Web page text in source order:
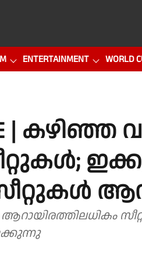
ENTERTAINMENT WORLD
|
ആറായിരത്തിലധികം